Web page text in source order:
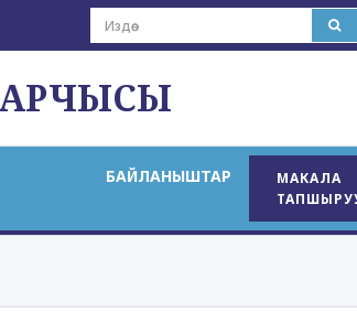
БАЙЛАНЫШТАР
МАКАЛА